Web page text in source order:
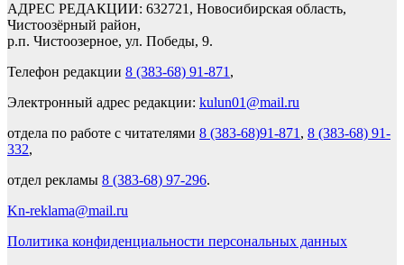
АДРЕС РЕДАКЦИИ: 632721, Новосибирская область,
Чистоозёрный район,
р.п. Чистоозерное, ул. Победы, 9.
Телефон редакции 8 (383-68) 91-871 ,
Электронный адрес редакции: kulun01@mail.ru
отдела по работе с читателями 8 (383-68)91-871 , 8 (383-68) 91-
332,
отдел рекламы 8 (383-68) 97-296.
Kn-reklama@mail.ru
Политика конфиденциальности персональных данных